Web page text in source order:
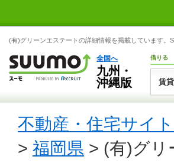
(有)グリーンエステートの詳細情報を掲載しています。
全国へ
九州・
沖縄版
借りる
賃貸
不動産・住宅サイ
> 福岡県 > (有)グリ